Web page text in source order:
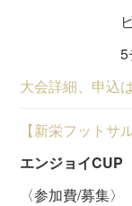
ビジター
5チ
大会詳細、申込
【新栄フットサ
エンジョイCUP
〈参加費/募集